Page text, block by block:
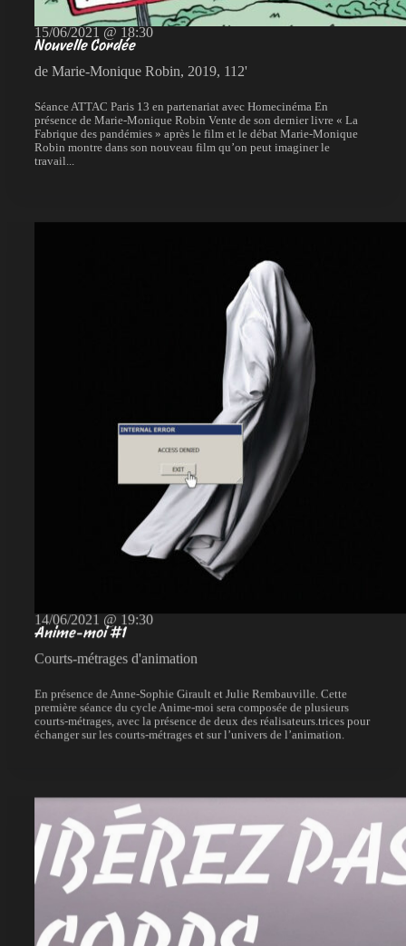
15/06/2021 @ 18:30
Nouvelle Cordée
de Marie-Monique Robin, 2019, 112'
Séance ATTAC Paris 13 en partenariat avec Homecinéma En
présence de Marie-Monique Robin Vente de son dernier livre « La
Fabrique des pandémies » après le film et le débat Marie-Monique
Robin montre dans son nouveau film qu’on peut imaginer le
travail...
14/06/2021 @ 19:30
Anime-moi #1
Courts-métrages d'animation
En présence de Anne-Sophie Girault et Julie Rembauville. Cette
première séance du cycle Anime-moi sera composée de plusieurs
courts-métrages, avec la présence de deux des réalisateurs.trices pour
échanger sur les courts-métrages et sur l’univers de l’animation.